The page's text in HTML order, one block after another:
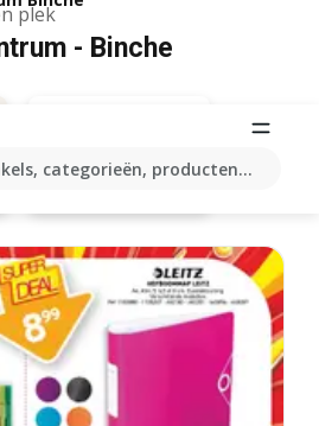
plek
categorieën, producten...
- Binche